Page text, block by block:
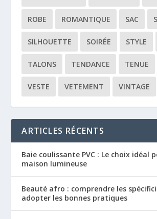
ROBE ROMANTIQUE SAC
SILHOUETTE SOIRÉE STYLE
TALONS TENDANCE TENUE
VESTE VETEMENT VINTAGE
ARTICLES RÉCENTS
Baie coulissante PVC : Le choix idéal
maison lumineuse
Beauté afro : comprendre les
adopter les bonnes pratiques